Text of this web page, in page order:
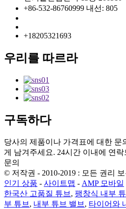
+86-532-86760999 내선: 805
+18205321693
우리를 따르라
구독하다
당사의 제품이나 가격표에 대한 문
게 남겨주세요. 24시간 이내에 연
문의
© 저작권 - 2010-2019 : 모든 권리
인기 상품 - 사이트맵 - AMP 모바일
한국산 고품질 튜브, 팽창식 내부
부 튜브, 내부 튜브 밸브, 타이어와